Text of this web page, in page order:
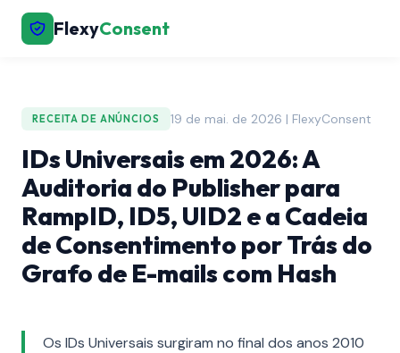
FlexyConsent
RECEITA DE ANÚNCIOS 19 de mai. de 2026 | FlexyConsent
IDs Universais em 2026: A
Auditoria do Publisher para
RampID, ID5, UID2 e a Cadeia
de Consentimento por Trás do
Grafo de E-mails com Hash
Os IDs Universais surgiram no final dos anos 2010